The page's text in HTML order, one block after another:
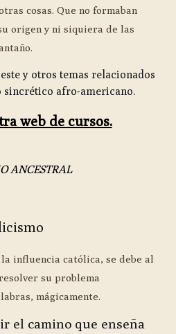
cosas. Que no formaban
origen y ni siquiera de las
y otros temas relacionados
sincrético afro-americano.
web de cursos.
ANCESTRAL
influencia católica, se debe al
su problema
mágicamente.
el camino que enseña